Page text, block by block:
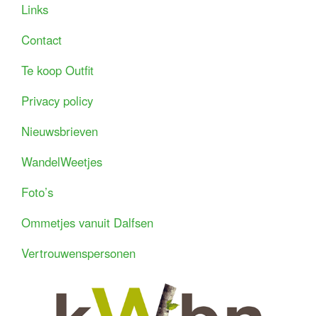
Links
Contact
Te koop Outfit
Privacy policy
Nieuwsbrieven
WandelWeetjes
Foto’s
Ommetjes vanuit Dalfsen
Vertrouwenspersonen